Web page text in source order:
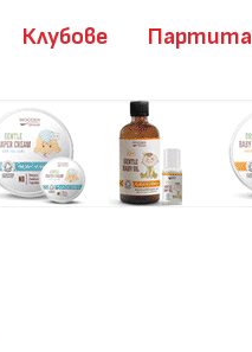
Клубове Партита